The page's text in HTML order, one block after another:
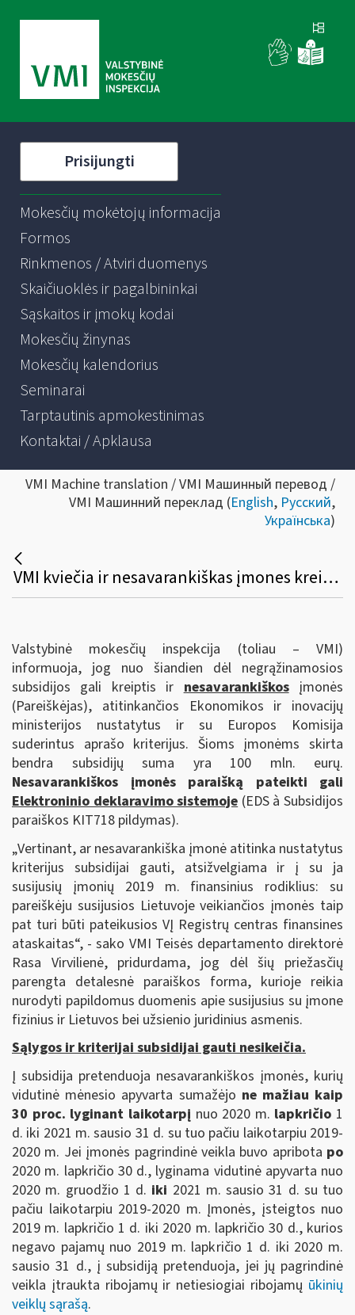
Prisijungti
Mokesčių mokėtojų informacija
Formos
Rinkmenos / Atviri duomenys
Skaičiuoklės ir pagalbininkai
Sąskaitos ir įmokų kodai
Mokesčių žinynas
Mokesčių kalendorius
Seminarai
Tarptautinis apmokestinimas
Kontaktai / Apklausa
VMI Machine translation / VMI Машинный перевод /
VMI Машинний переклад (English, Русский,
Українська)
VMI kviečia ir nesavarankiškas įmones kreiptis subsidijos per EDS
Valstybinė mokesčių inspekcija (toliau – VMI)
informuoja, jog nuo šiandien dėl negrąžinamosios
subsidijos gali kreiptis irnesavarankiškos įmonės
(Pareiškėjas), atitinkančios Ekonomikos ir inovacijų
ministerijos nustatytus ir su Europos Komisija
suderintus aprašo kriterijus. Šioms įmonėms skirta
bendra subsidijų suma yra 100 mln. eurų.
Nesavarankiškos įmonės paraišką pateikti gali
Elektroninio deklaravimo sistemoje (EDS à Subsidijos
paraiškos KIT718 pildymas).
„Vertinant, ar nesavarankiška įmonė atitinka nustatytus
kriterijus subsidijai gauti, atsižvelgiama ir į su ja
susijusių įmonių 2019 m. finansinius rodiklius: su
pareiškėju susijusios Lietuvoje veikiančios įmonės taip
pat turi būti pateikusios VĮ Registrų centras finansines
ataskaitas“, - sako VMI Teisės departamento direktorė
Rasa Virvilienė, pridurdama, jog dėl šių priežasčių
parengta detalesnė paraiškos forma, kurioje reikia
nurodyti papildomus duomenis apie susijusius su įmone
fizinius ir Lietuvos bei užsienio juridinius asmenis.
Sąlygos ir kriterijai subsidijai gauti nesikeičia.
Į subsidija pretenduoja nesavarankiškos įmonės, kurių
vidutinė mėnesio apyvarta sumažėjo ne mažiau kaip
30 proc. lyginant laikotarpį nuo 2020 m. lapkričio 1
d. iki 2021 m. sausio 31 d. su tuo pačiu laikotarpiu 2019-
2020 m. Jei įmonės pagrindinė veikla buvo apribota po
2020 m. lapkričio 30 d., lyginama vidutinė apyvarta nuo
2020 m. gruodžio 1 d. iki 2021 m. sausio 31 d. su tuo
pačiu laikotarpiu 2019-2020 m. Įmonės, įsteigtos nuo
2019 m. lapkričio 1 d. iki 2020 m. lapkričio 30 d., kurios
negavo pajamų nuo 2019 m. lapkričio 1 d. iki 2020 m.
sausio 31 d., į subsidiją pretenduoja, jei jų pagrindinė
veikla įtraukta ribojamų ir netiesiogiai ribojamų ūkinių
veiklų sąrašą.